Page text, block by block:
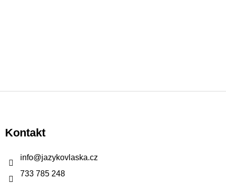
p
aKontakt
info@jazykovlaska.cz
733 785 248